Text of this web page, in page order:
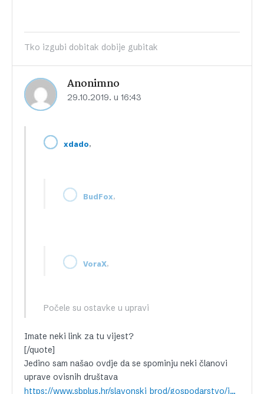
Tko izgubi dobitak dobije gubitak
Anonimno
29.10.2019. u 16:43
xdado,
BudFox,
VoraX,
Počele su ostavke u upravi
Imate neki link za tu vijest?
[/quote]
Jedino sam našao ovdje da se spominju neki članovi
uprave ovisnih društava
https://www.sbplus.hr/slavonski_brod/gospodarstvo/industrija/dio_radnika_u_duri_dobio_placu_vecina_nastavlja_sa_strajkom.aspx#.XbhPFq8o9hE